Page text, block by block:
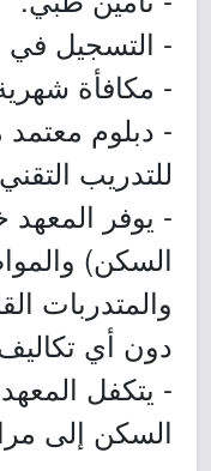
- التسجيل في
- مكافأة شهرية تبدأ
- دبلوم
للتدريب
- يوفر
السكن)
والمتدربات
دون أي
- يتكفل
السكن إلى